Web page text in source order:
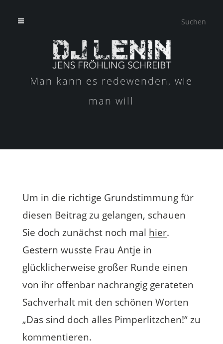
Man kann es redewenden, wie
man will
Um in die richtige Grundstimmung für
diesen Beitrag zu gelangen, schauen
Sie doch zunächst noch mal hier.
Gestern wusste Frau Antje in
glücklicherweise großer Runde einen
von ihr offenbar nachrangig gerateten
Sachverhalt mit den schönen Worten
„Das sind doch alles Pimperlitzchen!“ zu
kommentieren.